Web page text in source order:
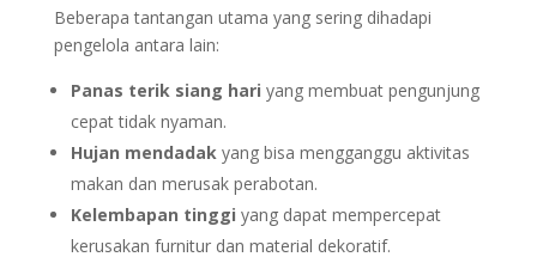
Beberapa tantangan utama yang sering dihadapi
pengelola antara lain:
Panas terik siang hari yang membuat pengunjung
cepat tidak nyaman.
Hujan mendadak yang bisa mengganggu aktivitas
makan dan merusak perabotan.
Kelembapan tinggi yang dapat mempercepat
kerusakan furnitur dan material dekoratif.